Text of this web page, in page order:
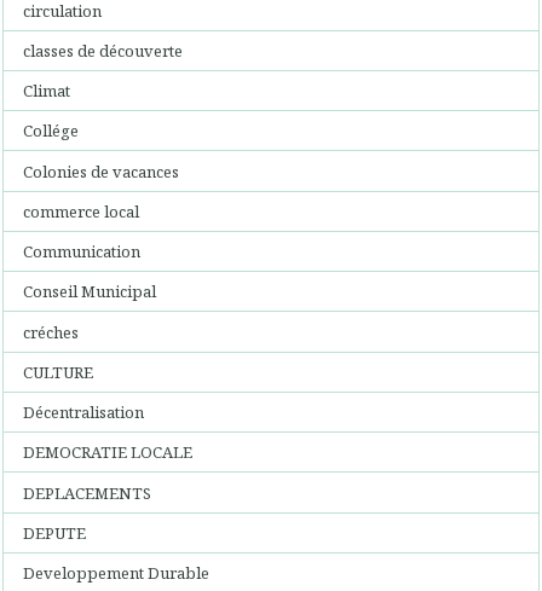
circulation
classes de découverte
Climat
Collége
Colonies de vacances
commerce local
Communication
Conseil Municipal
créches
CULTURE
Décentralisation
DEMOCRATIE LOCALE
DEPLACEMENTS
DEPUTE
Developpement Durable